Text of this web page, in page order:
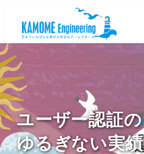
ユーザー認証の
ゆるぎない実績